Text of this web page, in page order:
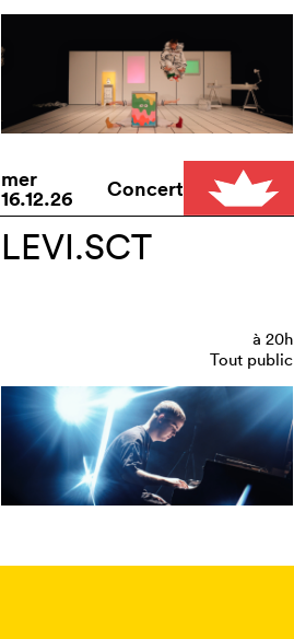
mer
16.12.26 Concert
LEVI.SCT
à20h
Tout public